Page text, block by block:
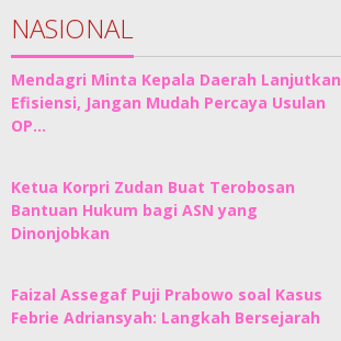
NASIONAL
Mendagri Minta Kepala Daerah Lanjutkan
Efisiensi, Jangan Mudah Percaya Usulan
OP…
Ketua Korpri Zudan Buat Terobosan
Bantuan Hukum bagi ASN yang
Dinonjobkan
Faizal Assegaf Puji Prabowo soal Kasus
Febrie Adriansyah: Langkah Bersejarah